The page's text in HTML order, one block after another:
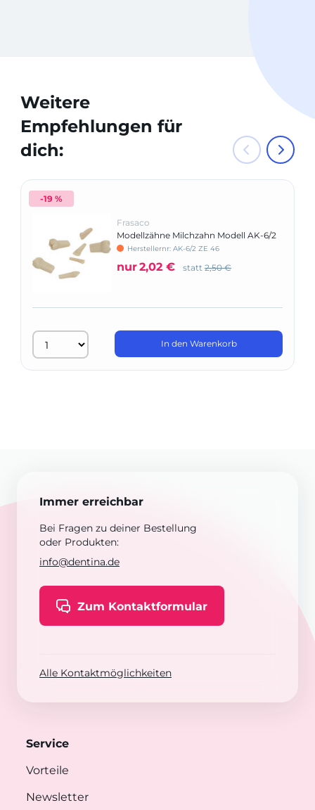
Weitere
Empfehlungen für
dich:
-19 %
Frasaco
Modellzähne Milchzahn Modell AK-6/2
Herstellernr: AK-6/2 ZE 46
nur2,02 € statt 2,50 €
In den Warenkorb
Immer erreichbar
Bei Fragen zu deiner Bestellung
oder Produkten:
info@dentina.de
Zum Kontaktformular
Alle Kontaktmöglichkeiten
Service
Vorteile
Newsletter